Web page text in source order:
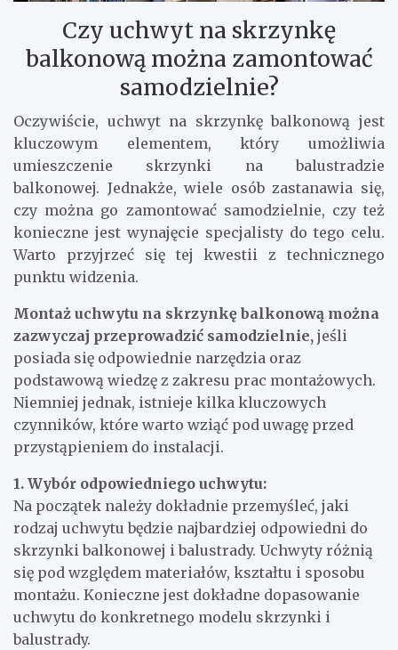
Czy uchwyt na skrzynkę
balkonową można zamontować
samodzielnie?
Oczywiście, uchwyt na skrzynkę balkonową jest
kluczowym elementem, który umożliwia
umieszczenie skrzynki na balustradzie
balkonowej. Jednakże, wiele osób zastanawia się,
czy można go zamontować samodzielnie, czy też
konieczne jest wynajęcie specjalisty do tego celu.
Warto przyjrzeć się tej kwestii z technicznego
punktu widzenia.
Montaż uchwytu na skrzynkę balkonową można
zazwyczaj przeprowadzić samodzielnie, jeśli
posiada się odpowiednie narzędzia oraz
podstawową wiedzę z zakresu prac montażowych.
Niemniej jednak, istnieje kilka kluczowych
czynników, które warto wziąć pod uwagę przed
przystąpieniem do instalacji.
1. Wybór odpowiedniego uchwytu:
Na początek należy dokładnie przemyśleć, jaki
rodzaj uchwytu będzie najbardziej odpowiedni do
skrzynki balkonowej i balustrady. Uchwyty różnią
się pod względem materiałów, kształtu i sposobu
montażu. Konieczne jest dokładne dopasowanie
uchwytu do konkretnego modelu skrzynki i
balustrady.